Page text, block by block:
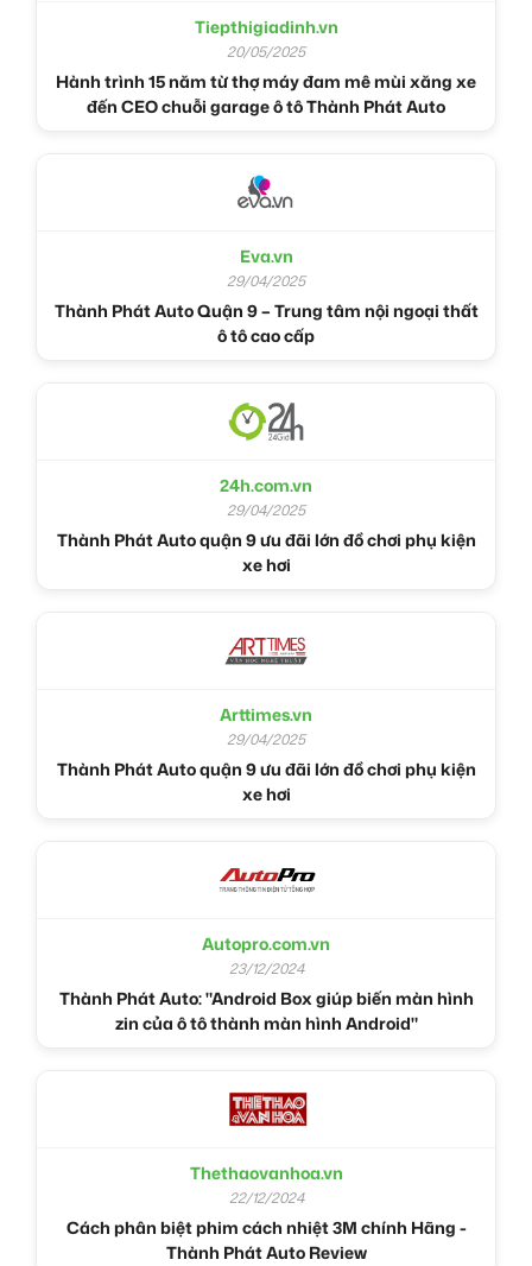
Tiepthigiadinh.vn
20/05/2025
Hành trình 15 năm từ thợ máy đam mê mùi xăng xe
đến CEO chuỗi garage ô tô Thành Phát Auto
Eva.vn
29/04/2025
Thành Phát Auto Quận 9 – Trung tâm nội ngoại thất
ô tô cao cấp
24h.com.vn
29/04/2025
Thành Phát Auto quận 9 ưu đãi lớn đồ chơi phụ kiện
xe hơi
Arttimes.vn
29/04/2025
Thành Phát Auto quận 9 ưu đãi lớn đồ chơi phụ kiện
xe hơi
Autopro.com.vn
23/12/2024
Thành Phát Auto: "Android Box giúp biến màn hình
zin của ô tô thành màn hình Android"
Thethaovanhoa.vn
22/12/2024
Cách phân biệt phim cách nhiệt 3M chính Hãng -
Thành Phát Auto Review